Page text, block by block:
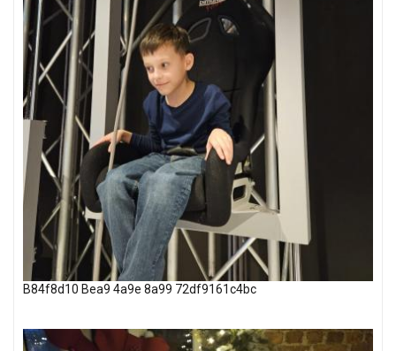
B84f8d10 Bea9 4a9e 8a99 72df9161c4bc